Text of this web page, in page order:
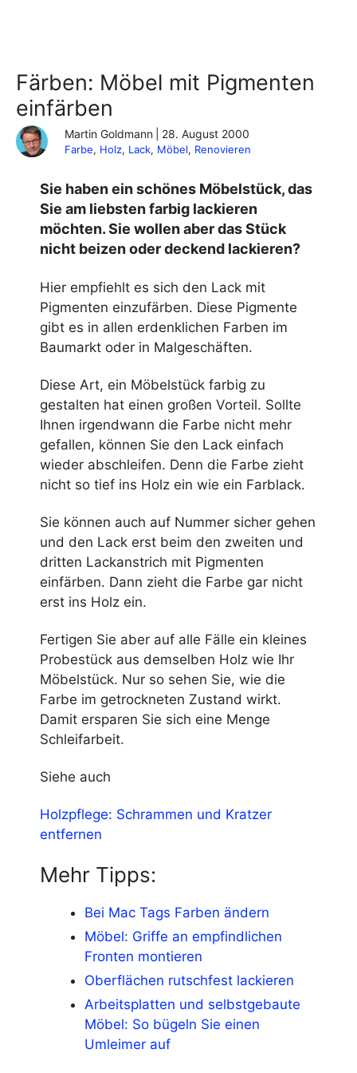
Färben: Möbel mit Pigmenten
einfärben
Martin Goldmann 28. August 2000
Farbe, Holz, Lack, Möbel, Renovieren
Sie haben ein schönes Möbelstück, das
Sie am liebsten farbig lackieren
möchten. Sie wollen aber das Stück
nicht beizen oder deckend lackieren?
Hier empfiehlt es sich den Lack mit
Pigmenten einzufärben. Diese Pigmente
gibt es in allen erdenklichen Farben im
Baumarkt oder in Malgeschäften.
Diese Art, ein Möbelstück farbig zu
gestalten hat einen großen Vorteil. Sollte
Ihnen irgendwann die Farbe nicht mehr
gefallen, können Sie den Lack einfach
wieder abschleifen. Denn die Farbe zieht
nicht so tief ins Holz ein wie ein Farblack.
Sie können auch auf Nummer sicher gehen
und den Lack erst beim den zweiten und
dritten Lackanstrich mit Pigmenten
einfärben. Dann zieht die Farbe gar nicht
erst ins Holz ein.
Fertigen Sie aber auf alle Fälle ein kleines
Probestück aus demselben Holz wie Ihr
Möbelstück. Nur so sehen Sie, wie die
Farbe im getrockneten Zustand wirkt.
Damit ersparen Sie sich eine Menge
Schleifarbeit.
Siehe auch
Holzpflege: Schrammen und Kratzer
entfernen
Mehr Tipps:
Bei Mac Tags Farben ändern
Möbel: Griffe an empfindlichen
Fronten montieren
Oberflächen rutschfest lackieren
Arbeitsplatten und selbstgebaute
Möbel: So bügeln Sie einen
Umleimer auf